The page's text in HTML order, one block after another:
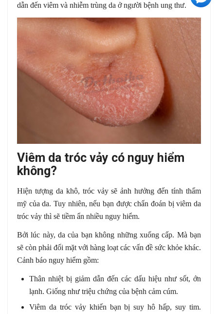
dẫn đến viêm và nhiễm trùng da ở người bệnh ung thư.
Viêm da tróc vảy có nguy hiểm
không?
Hiện tượng da khô, tróc vảy sẽ ảnh hưởng đến tính thẩm
mỹ của da. Tuy nhiên, nếu bạn được chẩn đoán bị viêm da
tróc vảy thì sẽ tiềm ẩn nhiều nguy hiểm.
Bởi lúc này, da của bạn không những xuống cấp. Mà bạn
sẽ còn phải đối mặt với hàng loạt các vấn đề sức khỏe khác.
Cảnh báo nguy hiểm gồm:
Thân nhiệt bị giảm dẫn đến các dấu hiệu như sốt, ớn
lạnh. Giống như triệu chứng của bệnh cảm cúm.
Viêm da tróc vảy khiến bạn bị suy hô hấp, suy tim.